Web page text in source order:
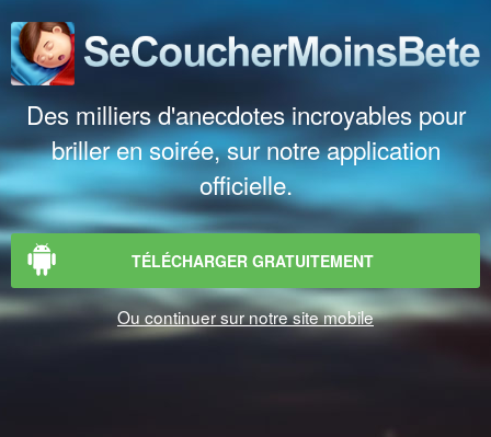
Des milliers d'anecdotes incroyables pour
briller en soirée, sur notre application
officielle.
TÉLÉCHARGER GRATUITEMENT
Ou continuer sur notre site mobile